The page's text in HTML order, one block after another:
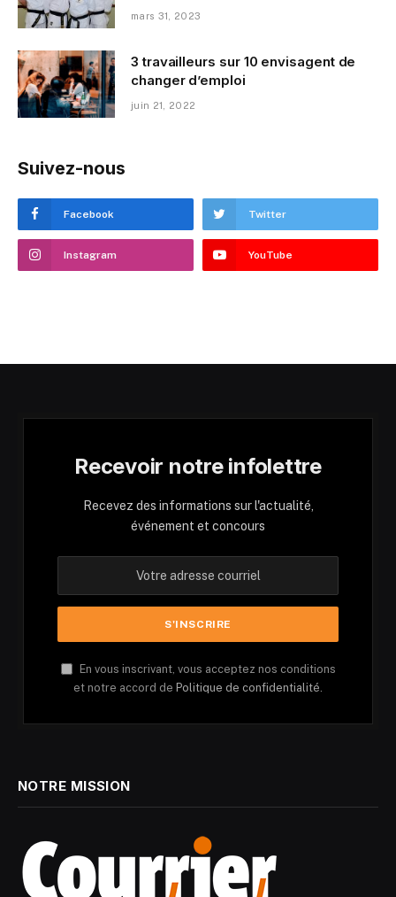
mars 31, 2023
3 travailleurs sur 10 envisagent de
changer d’emploi
juin 21, 2022
Suivez-nous
Facebook Twitter
Instagram YouTube
Recevoir notre infolettre
Recevez des informations sur l'actualité,
événement et concours
En vous inscrivant, vous acceptez nos conditions
et notre accord de Politique de confidentialité.
NOTRE MISSION